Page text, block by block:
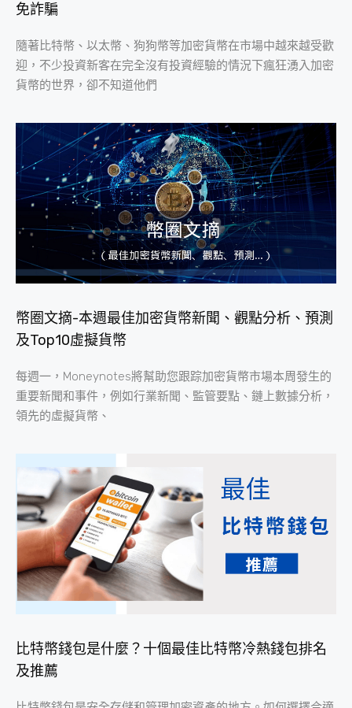
免詐騙
隨著比特幣、以太幣、狗狗幣等加密貨幣在市場中越來越受歡
迎，不少投資新客在完全沒有投資經驗的情況下瘋狂湧入加密
貨幣的世界，卻不知道他們
幣圈文摘-本週最佳加密貨幣新聞、觀點分析、預測
及Top10虛擬貨幣
每週一，Moneynotes將幫助您跟踪加密貨幣市場本周發生的
重要新聞和事件，例如行業新聞、監管要點、鏈上數據分析，
領先的虛擬貨幣、
比特幣錢包是什麼？十個最佳比特幣冷熱錢包排名
及推薦